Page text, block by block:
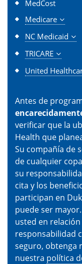
MedCost
Medicare
NC Medicaid
TRICARE
United
Antes de
verificar que la
Health que
Su compañía de
de cualquier
su
cita y los
participan en
puede ser
usted en
responsabilidad
seguro, obtenga
nuestra política